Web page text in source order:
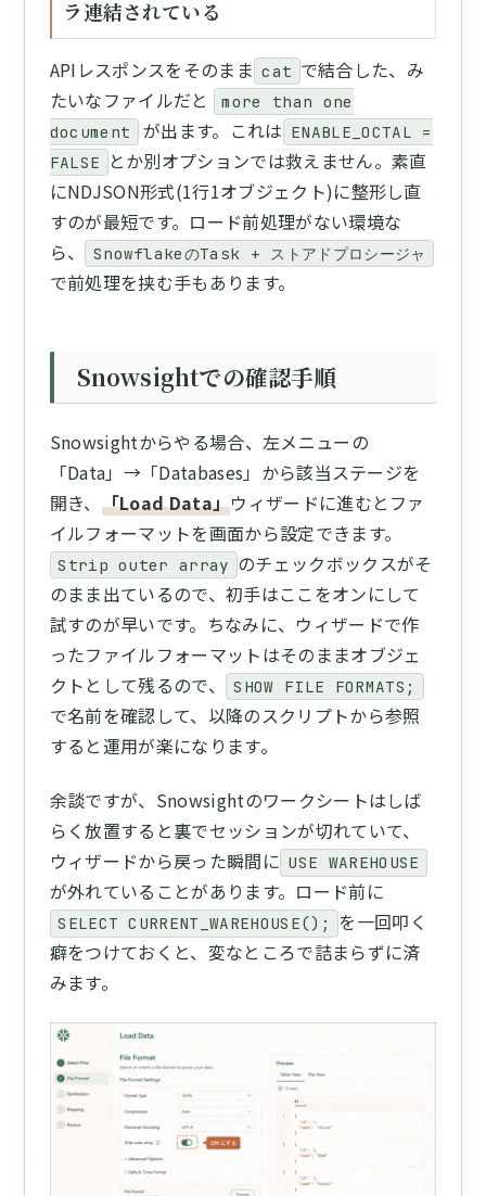
ラ連結されている
APIレスポンスをそのまま cat で結合した、み
たいなファイルだと
more than one
document
が出ます。これは ENABLE_OCTAL =
FALSE
とか別オプションでは救えません。素直
にNDJSON形式(1行1オブジェクト)に整形し直
すのが最短です。ロード前処理がない環境な
ら、
SnowflakeのTask + ストアドプロシージャ
で前処理を挟む手もあります。
Snowsightでの確認手順
Snowsightからやる場合、左メニューの
「Data」→「Databases」から該当ステージを
開き、 「Load Data」ウィザードに進むとファ
イルフォーマットを画面から設定できます。
Strip outer array のチェックボックスがそ
のまま出ているので、初手はここをオンにして
試すのが早いです。ちなみに、ウィザードで作
ったファイルフォーマットはそのままオブジェ
クトとして残るので、
SHOW FILE FORMATS;
で名前を確認して、以降のスクリプトから参照
すると運用が楽になります。
余談ですが、Snowsightのワークシートはしば
らく放置すると裏でセッションが切れていて、
ウィザードから戻った瞬間に USE WAREHOUSE
が外れていることがあります。ロード前に
SELECT CURRENT_WAREHOUSE();
を一回叩く
癖をつけておくと、変なところで詰まらずに済
みます。